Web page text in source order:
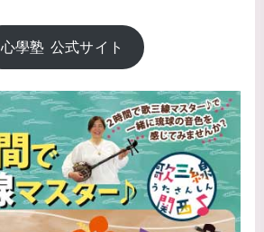
心學塾 公式サイト